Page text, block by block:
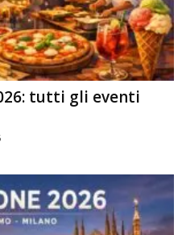
tutti gli eventi